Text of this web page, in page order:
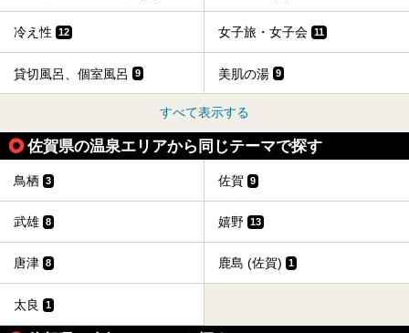
冷え性 12 女子旅・女子会 11
貸切風呂、個室風呂 9 美肌の湯 9
すべて表示する
佐賀県の温泉エリアから同じテーマで探す
鳥栖 3 佐賀 9
武雄 8 嬉野 13
唐津 8 鹿島 (佐賀) 1
太良 1